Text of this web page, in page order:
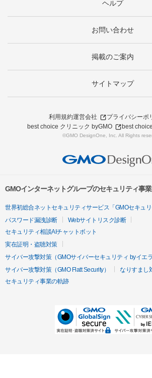
ヘルプ
お問い合わせ
掲載のご案内
サイトマップ
利用規約運営会社
プライバシーポ
best choice クリニック byGMO
best
©GMO DesignOne, Inc. All Rights
GMOインターネットグループのセキュリティ事
世界初総合ネットセキュリティサービス「GMOセキュリ
パスワード漏洩診断
Webサイトリスク診断
セキュリティ相談AIチャットボット
実在証明・盗聴対策
サイバー攻撃対策（GMOサイバーセキュリティ byイエラ
サイバー攻撃対策（GMO Flatt Security）
なりすまし
セキュリティ事業の軌跡